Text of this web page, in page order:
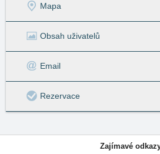
Mapa
Obsah uživatelů
Email
Rezervace
Zajímavé